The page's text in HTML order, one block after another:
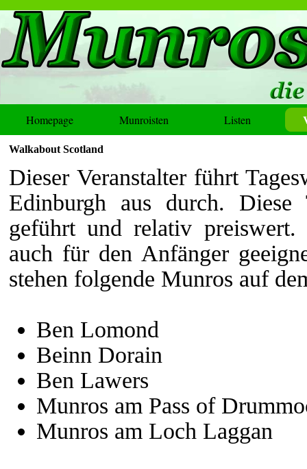
Homepage Munroisten Listen
Walkabout Scotland
Dieser Veranstalter führt
Edinburgh aus durch.
geführt und relativ
auch für den Anfänger
stehen folgende Munros auf
Ben Lomond
Beinn Dorain
Ben Lawers
Munros am Pass of
Munros am Loch Laggan